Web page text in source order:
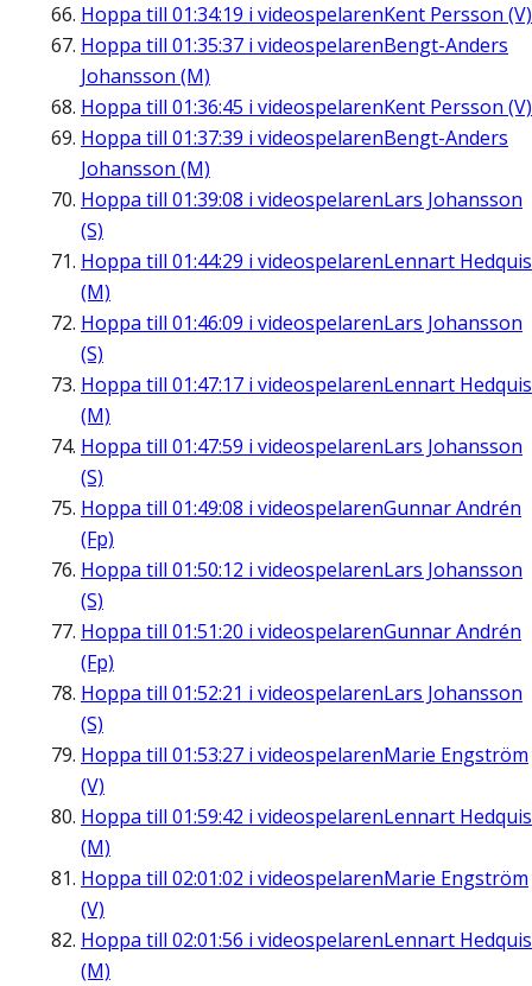
Hoppa till 01:34:19 i videospelarenKent Persson (V)
Hoppa till 01:35:37 i videospelarenBengt-Anders
Johansson (M)
Hoppa till 01:36:45 i videospelarenKent Persson (V)
Hoppa till 01:37:39 i videospelarenBengt-Anders
Johansson (M)
Hoppa till 01:39:08 i videospelarenLars Johansson
(S)
Hoppa till 01:44:29 i videospelarenLennart
(M)
Hoppa till 01:46:09 i videospelarenLars Johansson
(S)
Hoppa till 01:47:17 i videospelarenLennart
(M)
Hoppa till 01:47:59 i videospelarenLars Johansson
(S)
Hoppa till 01:49:08 i videospelarenGunnar Andrén
(Fp)
Hoppa till 01:50:12 i videospelarenLars Johansson
(S)
Hoppa till 01:51:20 i videospelarenGunnar Andrén
(Fp)
Hoppa till 01:52:21 i videospelarenLars Johansson
(S)
Hoppa till 01:53:27 i videospelarenMarie Engström
(V)
Hoppa till 01:59:42 i videospelarenLennart
(M)
Hoppa till 02:01:02 i videospelarenMarie Engström
(V)
Hoppa till 02:01:56 i videospelarenLennart
(M)